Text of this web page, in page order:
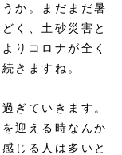
か。まだまだ暑
く、土砂災害と
りコロナが全く
きますね。
ぎていきます。
迎える時なんか
じる人は多いと